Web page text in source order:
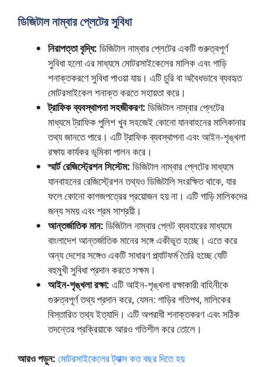
ডিজিটাল নাম্বার প্লেটের সুবিধা
নিরাপত্তা বৃদ্ধি: ডিজিটাল নাম্বার প্লেটের একটি গুরুত্বপূর্ণ
সুবিধা হলো এর মাধ্যমে মোটরসাইকেলের মালিক এবং গাড়ি
শনাক্তকরণে সুবিধা পাওয়া যায়। এটি চুরি বা অবৈধভাবে ব্যবহৃত
মোটরসাইকেল শনাক্ত করতে সহায়তা করে।
ট্রাফিক ব্যবস্থাপনা সহজীকরণ: ডিজিটাল নাম্বার প্লেটের
মাধ্যমে ট্রাফিক পুলিশ খুব সহজেই কোনো যানবাহনের মালিকানার
তথ্য জানতে পারে। এটি ট্রাফিক ব্যবস্থাপনা এবং আইন-শৃঙ্খলা
রক্ষায় কার্যকর ভূমিকা পালন করে।
স্মার্ট রেজিস্ট্রেশন সিস্টেম: ডিজিটাল নাম্বার প্লেটের মাধ্যমে
যানবাহনের রেজিস্ট্রেশন তথ্যও ডিজিটালি সংরক্ষিত থাকে, যার
ফলে কোনো কাগজপত্রের প্রয়োজন হয় না। এটি গাড়ি মালিকদের
জন্য সময় এবং শ্রম সাশ্রয়ী।
আন্তর্জাতিক মান: ডিজিটাল নাম্বার প্লেট ব্যবহারের মাধ্যমে
বাংলাদেশ আন্তর্জাতিক মানের সঙ্গে একীভূত হচ্ছে। এতে করে
অন্য দেশের সঙ্গেও একটি সাধারণ প্ল্যাটফর্ম তৈরি হচ্ছে যেটি
বহুমুখী সুবিধা প্রদান করতে সক্ষম।
আইন-শৃঙ্খলা রক্ষা: এটি আইন-শৃঙ্খলা রক্ষাকারী বাহিনীকে
গুরুত্বপূর্ণ তথ্য প্রদান করে, যেমন: গাড়ির গতিপথ, মালিকের
বিস্তারিত তথ্য ইত্যাদি। এটি অপরাধী শনাক্তকরণ এবং সঠিক
তদন্তের প্রক্রিয়াকে আরও গতিশীল করে তোলে।
আরও পড়ুন: মোটরসাইকেলের ট্যাক্স কত বছর দিতে হয়